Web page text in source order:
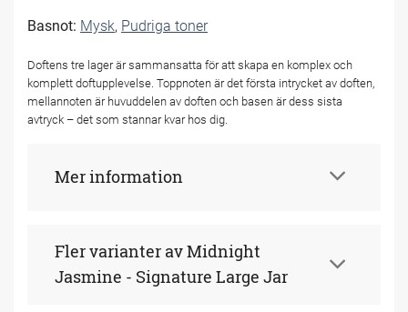
Basnot: Mysk, Pudriga toner
Doftens tre lager är sammansatta för att skapa en komplex och
komplett doftupplevelse. Toppnoten är det första intrycket av doften,
mellannoten är huvuddelen av doften och basen är dess sista
avtryck – det som stannar kvar hos dig.
Mer information
Fler varianter av Midnight
Jasmine - Signature Large Jar